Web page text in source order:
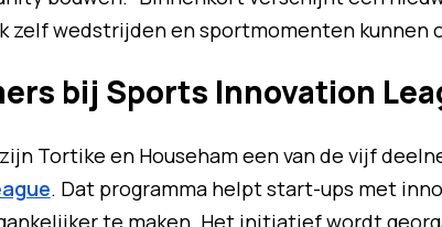
zelf wedstrijden en sportmomenten kunnen
bij Sports Innovation
Tortike en Househam een van de vijf
. Dat programma helpt start-ups met